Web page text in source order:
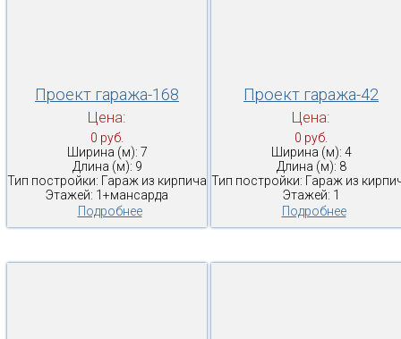
Проект гаража-168
Цена:
0 руб.
Ширина (м): 7
Длина (м): 9
Тип постройки: Гараж из кирпича
Этажей: 1+мансарда
Подробнее
Проект гаража-42
Цена:
0 руб.
Ширина (м): 4
Длина (м): 8
Тип постройки: Гараж из
Этажей: 1
Подробнее